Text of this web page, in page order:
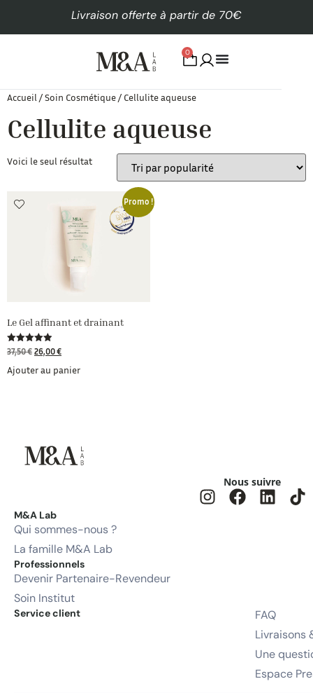
Livraison offerte à partir de 70€
0
Accueil /Soin Cosmétique/ Cellulite aqueuse
Cellulite aqueuse
Voici le seul résultat
Promo !
Le Gel affinant et drainant
Note
4.91
sur 5
37,50€ 26,00€
Ajouter au panier
Nous suivre
M&A Lab
Qui sommes-nous ?
La famille M&A Lab
Professionnels
Devenir Partenaire-Revendeur
Soin Institut
Service client
FAQ
Livraisons
Une
Espace